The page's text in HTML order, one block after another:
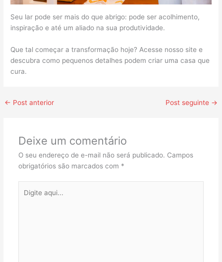
Seu lar pode ser mais do que abrigo: pode ser acolhimento,
inspiração e até um aliado na sua produtividade.
Que tal começar a transformação hoje? Acesse nosso site e
descubra como pequenos detalhes podem criar uma casa que
cura.
← Post anterior Post seguinte →
Deixe um comentário
O seu endereço de e-mail não será publicado. Campos
obrigatórios são marcados com *
aqui...